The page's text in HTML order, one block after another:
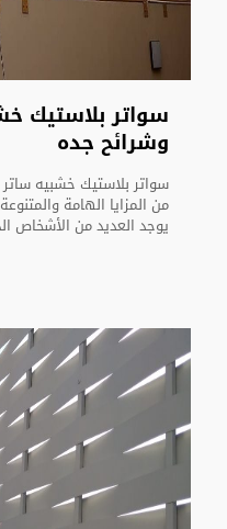
سواتر بلاستيك
وشرائح جده
سواتر بلاستيك خشبيه
من المزايا الهامة
يوجد العديد من الأشخاص